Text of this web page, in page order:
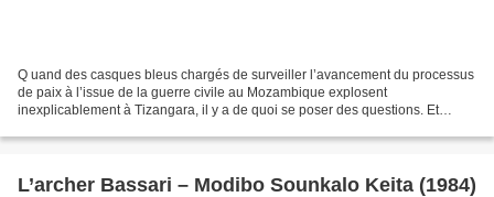
Q uand des casques bleus chargés de surveiller l’avancement du processus
de paix à l’issue de la guerre civile au Mozambique explosent
inexplicablement à Tizangara, il y a de quoi se poser des questions. Et
L’archer Bassari – Modibo Sounkalo Keita (1984)